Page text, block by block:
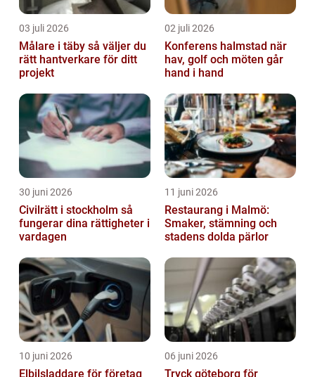
03 juli 2026
Målare i täby så väljer du
rätt hantverkare för ditt
projekt
02 juli 2026
Konferens halmstad när
hav, golf och möten går
hand i hand
30 juni 2026
Civilrätt i stockholm så
fungerar dina rättigheter i
vardagen
11 juni 2026
Restaurang i Malmö:
Smaker, stämning och
stadens dolda pärlor
10 juni 2026
Elbilsladdare för företag
06 juni 2026
Tryck göteborg för